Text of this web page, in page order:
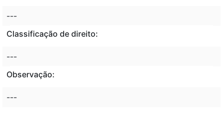
---
Classificação de direito:
---
Observação:
---